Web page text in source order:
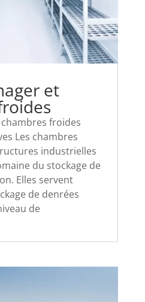
et
froides
Les chambres
industrielles
du stockage de
Elles servent
de denrées
de